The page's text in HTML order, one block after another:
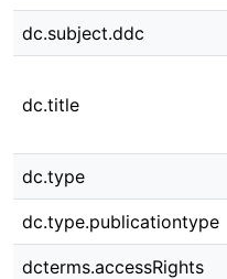
dc.subject.ddc
dc.title
dc.type
dc.type.publicationtype
dcterms.accessRights